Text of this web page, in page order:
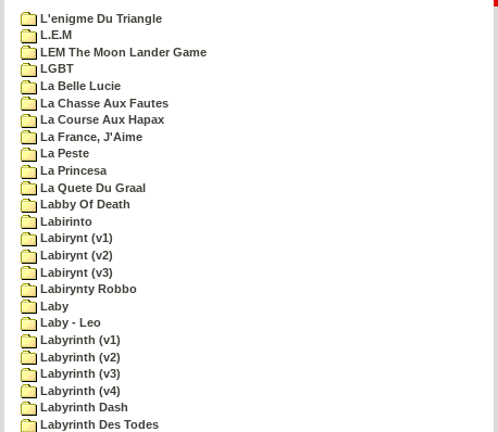
L'enigme Du Triangle
L.E.M
LEM The Moon Lander Game
LGBT
La Belle Lucie
La Chasse Aux Fautes
La Course Aux Hapax
La France, J'Aime
La Peste
La Princesa
La Quete Du Graal
Labby Of Death
Labirinto
Labirynt (v1)
Labirynt (v2)
Labirynt (v3)
Labirynty Robbo
Laby
Laby - Leo
Labyrinth (v1)
Labyrinth (v2)
Labyrinth (v3)
Labyrinth (v4)
Labyrinth Dash
Labyrinth Des Todes